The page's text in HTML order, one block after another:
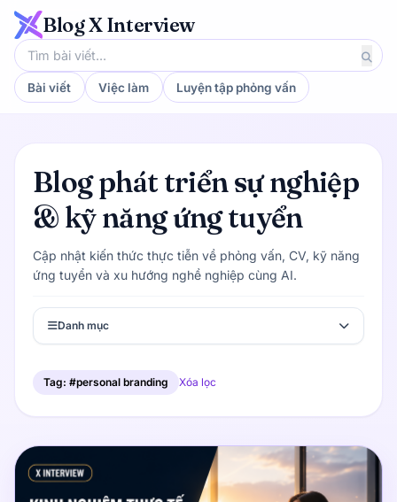
Blog X Interview
Bài viết Việc làm Luyện tập phỏng vấn
Blog phát triển sự nghiệp
& kỹ năng ứng tuyển
Cập nhật kiến thức thực tiễn về phỏng vấn, CV, kỹ năng
ứng tuyển và xu hướng nghề nghiệp cùng AI.
Danh mục
Tag: #personal branding Xóa lọc